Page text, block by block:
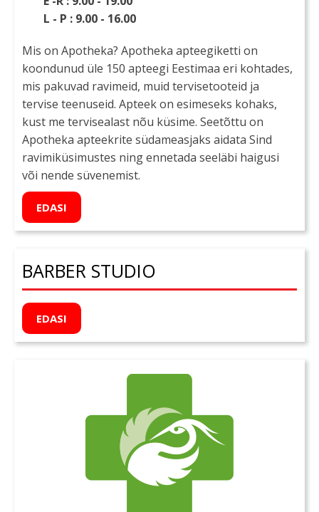
L - P : 9.00 - 16.00
Mis on Apotheka? Apotheka apteegiketti on
koondunud üle 150 apteegi Eestimaa eri kohtades,
mis pakuvad ravimeid, muid tervisetooteid ja
tervise teenuseid. Apteek on esimeseks kohaks,
kust me tervisealast nõu küsime. Seetõttu on
Apotheka apteekrite südameasjaks aidata Sind
ravimiküsimustes ning ennetada seeläbi haigusi
või nende süvenemist.
EDASI
BARBER STUDIO
EDASI